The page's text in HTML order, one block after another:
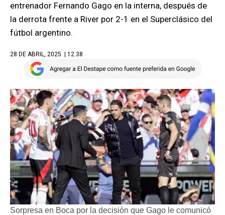
entrenador Fernando Gago en la interna, después de
la derrota frente a River por 2-1 en el Superclásico del
fútbol argentino.
28 DE ABRIL, 2025 | 12.38
Sorpresa en Boca por la decisión que Gago le comunicó